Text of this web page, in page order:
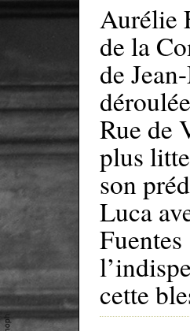
Aurélie
de la
de
Rue de
plus
son
Luca
cette